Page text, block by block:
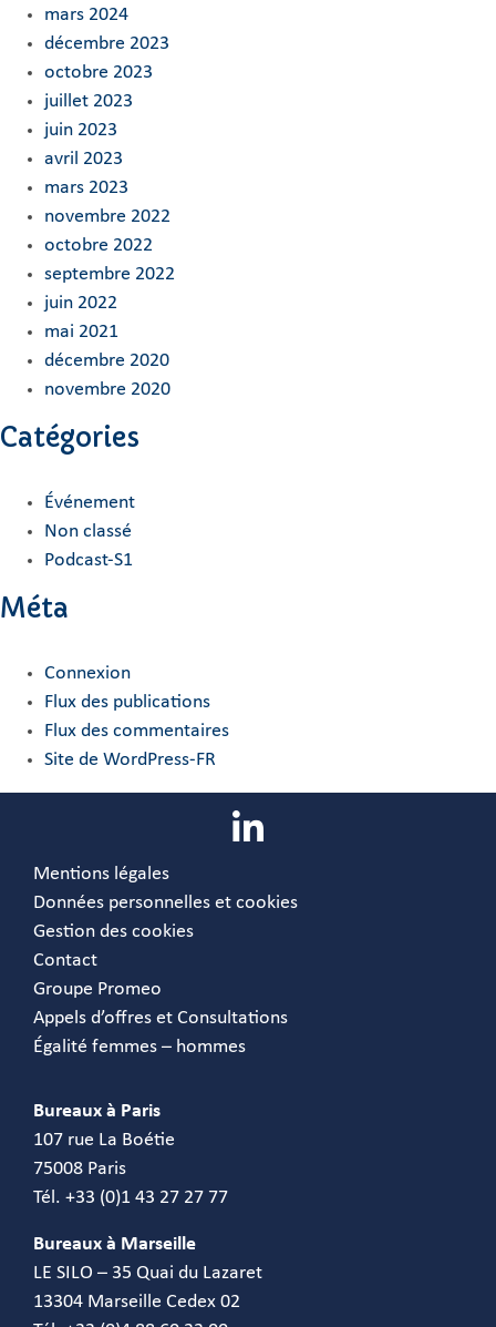
mars 2024
décembre 2023
octobre 2023
juillet 2023
juin 2023
avril 2023
mars 2023
novembre 2022
octobre 2022
septembre 2022
juin 2022
mai 2021
décembre 2020
novembre 2020
Catégories
Événement
Non classé
Podcast-S1
Méta
Connexion
Flux des publications
Flux des commentaires
Site de WordPress-FR
Mentions légales
Données personnelles et cookies
Gestion des cookies
Contact
Groupe Promeo
Appels d’offres et Consultations
Égalité femmes – hommes
Bureaux à Paris
107 rue La Boétie
75008 Paris
Tél. +33 (0)1 43 27 27 77
Bureaux à Marseille
LE SILO – 35 Quai du Lazaret
13304 Marseille Cedex 02